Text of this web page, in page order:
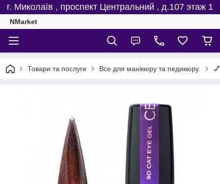
г. Миколаїв , проспект Центральний , д.107 этаж 1
NMarket
Товари та послуги Все для манікюру та педикюру.